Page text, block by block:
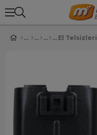
El Telsizleri